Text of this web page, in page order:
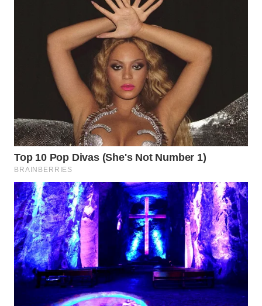
WAHANA
TANI
WAHANA
WAHANA
INFRASTRUKTUR
WAHANA
KONSUMEN
WAHANA
LISTRIK
WAHANA
TRAVEL
WAHANA